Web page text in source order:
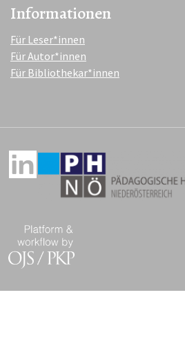
Informationen
Für Leser*innen
Für Autor*innen
Für Bibliothekar*innen